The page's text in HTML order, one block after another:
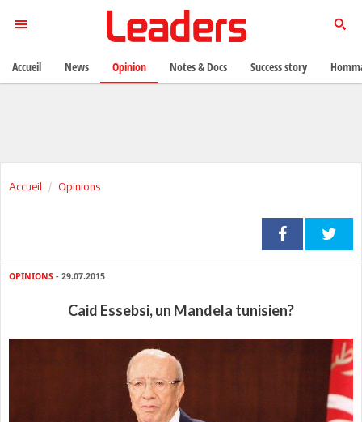
Accueil Opinions
OPINIONS - 29.07.2015
Caid Essebsi, un Mandela tunisien?
Accueil News Opinion Notes & Docs Success story